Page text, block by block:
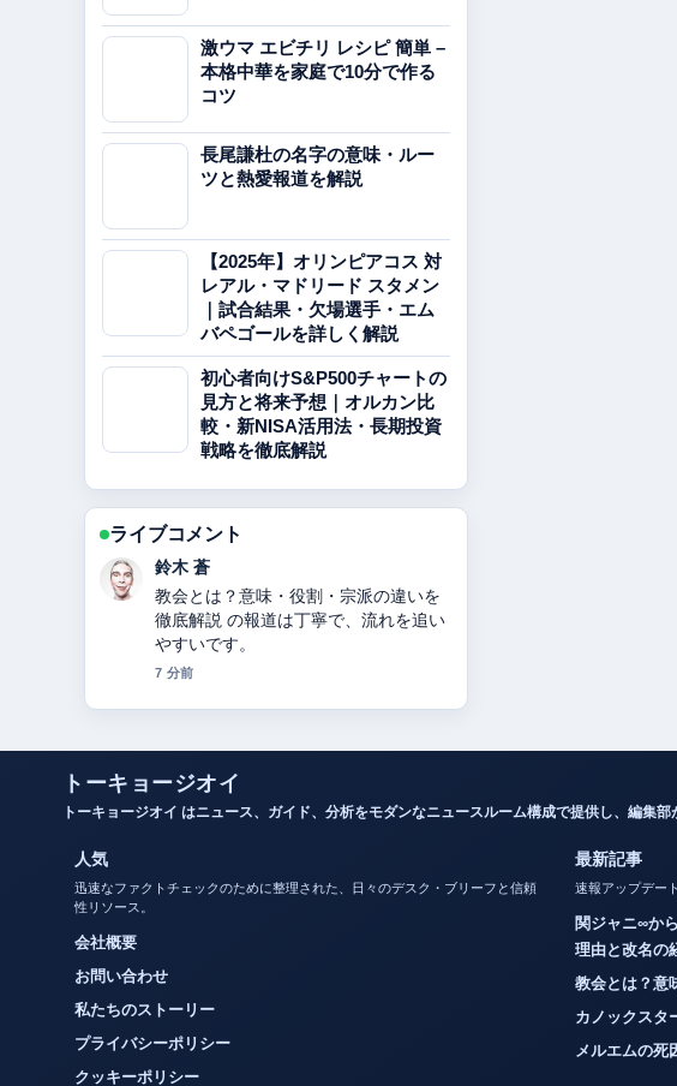
激ウマ エビチリ レシピ 簡単 –
本格中華を家庭で10分で作る
コツ
長尾謙杜の名字の意味・ルー
ツと熱愛報道を解説
【2025年】オリンピアコス 対
レアル・マドリード スタメン
｜試合結果・欠場選手・エム
バペゴールを詳しく解説
初心者向けS&P500チャートの
見方と将来予想｜オルカン比
較・新NISA活用法・長期投資
戦略を徹底解説
ライブコメント
渡辺 結衣
カノックスターとは？活動休止・炎
上・年収・整形疑惑まとめ 周辺の検証
がしっかりしていて安心感がありま
す。
トーキョージオイ
迅速なファクトチェックのために整理された、日々のデスク・ブリーフと信頼
関ジャニ∞か